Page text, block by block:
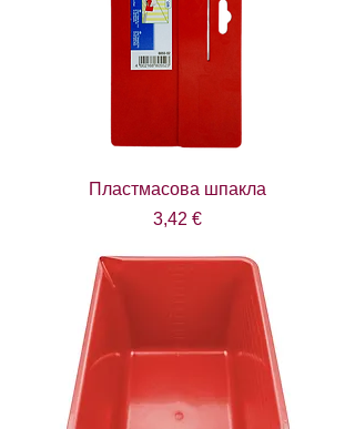
Пластмасова шпакла
Цена
3,42 €